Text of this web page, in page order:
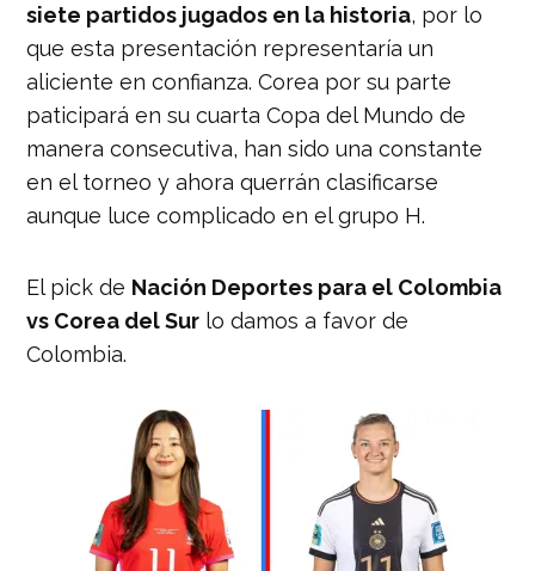
siete partidos jugados en la historia, por lo
que esta presentación representaría un
aliciente en confianza. Corea por su parte
paticipará en su cuarta Copa del Mundo de
manera consecutiva, han sido una constante
en el torneo y ahora querrán clasificarse
aunque luce complicado en el grupo H.
El pick de Nación Deportes para el Colombia
vs Corea del Sur lo damos a favor de
Colombia.